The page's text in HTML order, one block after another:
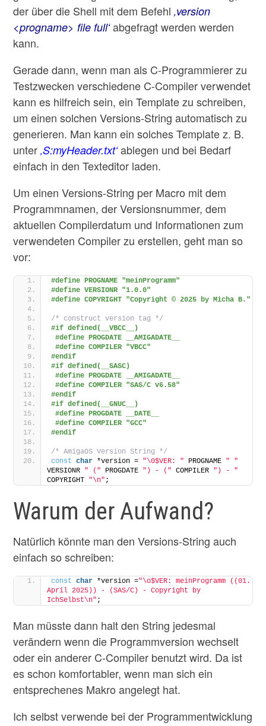
der über die Shell mit dem Befehl‚version
<progname> file full‘ abgefragt werden werden
kann.
Gerade dann, wenn man als C-Programmierer zu
Testzwecken verschiedene C-Compiler verwendet
kann es hilfreich sein, ein Template zu schreiben,
um einen solchen Versions-String automatisch zu
generieren. Man kann ein solches Template z. B.
unter‚S:myHeader.txt‘ablegen und bei Bedarf
einfach in den Texteditor laden.
Um einen Versions-String per Macro mit dem
Programmnamen, der Versionsnummer, dem
aktuellen Compilerdatum und Informationen zum
verwendeten Compiler zu erstellen, geht man so
vor:
#define PROGNAME "meinProgramm"
#define VERSIONR "1.0.0"
#define COPYRIGHT "Copyright © 2025 by Micha B."
/* construct version tag */
#if defined(__VBCC__)
#define PROGDATE __AMIGADATE__
#define COMPILER "VBCC"
#endif
#if defined(__SASC)
#define PROGDATE __AMIGADATE__
#define COMPILER "SAS/C v6.58"
#endif
#if defined(__GNUC__)
#define PROGDATE __DATE__
#define COMPILER "GCC"
#endif
/* AmigaOS Version String */
const char *version = "\0$VER: " PROGNAME " "
VERSIONR " (" PROGDATE ") - (" COMPILER ") - "
COPYRIGHT "\n" ;
Warum der Aufwand?
Natürlich könnte man den Versions-String auch
einfach so schreiben:
const char *version ="\o$VER: meinProgramm ((01.
April 2025)) - (SAS/C) - Copyright by
IchSelbst\n" ;
Man müsste dann halt den String jedesmal
verändern wenn die Programmversion wechselt
oder ein anderer C-Compiler benutzt wird. Da ist
es schon komfortabler, wenn man sich ein
entsprechenes Makro angelegt hat.
Ich selbst verwende bei der Programmentwicklung